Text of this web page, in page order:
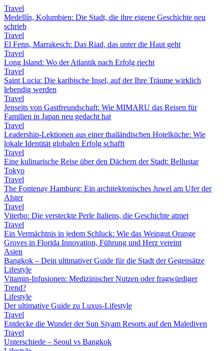
Travel
Medellín, Kolumbien: Die Stadt, die ihre eigene Geschichte neu
schrieb
Travel
El Fenn, Marrakesch: Das Riad, das unter die Haut geht
Travel
Long Island: Wo der Atlantik nach Erfolg riecht
Travel
Saint Lucia: Die karibische Insel, auf der Ihre Träume wirklich
lebendig werden
Travel
Jenseits von Gastfreundschaft: Wie MIMARU das Reisen für
Familien in Japan neu gedacht hat
Travel
Leadership-Lektionen aus einer thailändischen Hotelküche: Wie
lokale Identität globalen Erfolg schafft
Travel
Eine kulinarische Reise über den Dächern der Stadt: Bellustar
Tokyo
Travel
The Fontenay Hamburg: Ein architektonisches Juwel am Ufer der
Alster
Travel
Viterbo: Die versteckte Perle Italiens, die Geschichte atmet
Travel
Ein Vermächtnis in jedem Schluck: Wie das Weingut Orange
Groves in Florida Innovation, Führung und Herz vereint
Asien
Bangkok – Dein ultimativer Guide für die Stadt der Gegensätze
Lifestyle
Vitamin-Infusionen: Medizinischer Nutzen oder fragwürdiger
Trend?
Lifestyle
Der ultimative Guide zu Luxus-Lifestyle
Travel
Entdecke die Wunder der Sun Siyam Resorts auf den Malediven
Travel
Unterschiede – Seoul vs Bangkok